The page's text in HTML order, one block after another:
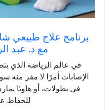
برنامج علاج طبيعي
مع د. عبد
في عالم الرياضة الذي
الإصابات أمرًا لا مفر منه
في بطولات، أو هاويًا
للحفاظ